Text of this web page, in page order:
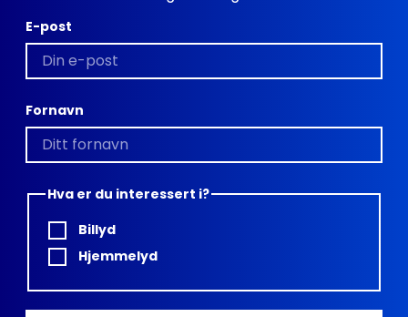
E-post
Fornavn
Hva er du interessert i?
Billyd
Hjemmelyd